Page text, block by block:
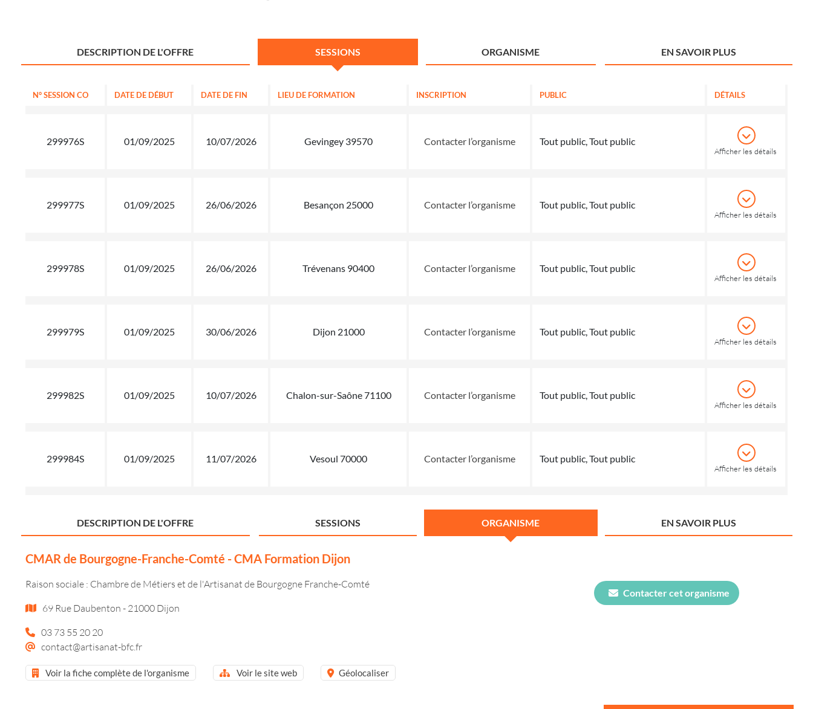
DESCRIPTION DE L'OFFRE SESSIONS ORGANISME EN SAVOIR PLUS
N° SESSION CO DATE DE DÉBUT DATE DE FIN LIEU DE FORMATION INSCRIPTION PUBLIC DÉTAILS
299976S 01/09/2025 10/07/2026 Gevingey 39570 Contacter l’organisme Tout public, Tout public
Afficher les détails
299977S 01/09/2025 26/06/2026 Besançon 25000 Contacter l’organisme Tout public, Tout public
Afficher les détails
299978S 01/09/2025 26/06/2026 Trévenans 90400 Contacter l’organisme Tout public, Tout public
Afficher les détails
299979S 01/09/2025 30/06/2026 Dijon 21000 Contacter l’organisme Tout public, Tout public
Afficher les détails
299982S 01/09/2025 10/07/2026 Chalon-sur-Saône 71100 Contacter l’organisme Tout public, Tout public
Afficher les détails
299984S 01/09/2025 11/07/2026 Vesoul 70000 Contacter l’organisme Tout public, Tout public
Afficher les détails
DESCRIPTION DE L'OFFRE SESSIONS ORGANISME EN SAVOIR PLUS
CMAR de Bourgogne-Franche-Comté - CMA Formation Dijon
Raison sociale : Chambre de Métiers et de l'Artisanat de Bourgogne Franche-Comté
69 Rue Daubenton - 21000 Dijon
03 73 55 20 20
contact@artisanat-bfc.fr
Voir la fiche complète de l'organisme Voir le site web Géolocaliser
Contacter cet organisme